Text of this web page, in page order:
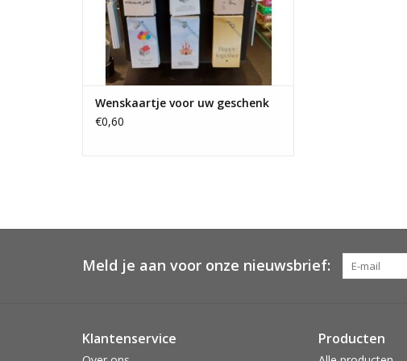
Wenskaartje voor uw geschenk
€0,60
Meld je aan voor onze nieuwsbrief:
Klantenservice Producten